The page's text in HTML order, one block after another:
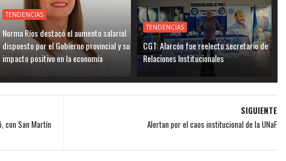
TENDENCIAS
Norma Ríos destacó el aumento salarial
dispuesto por el Gobierno provincial y su
impacto positivo en la economía
TENDENCIAS
CGT: Alarcón fue reelecto secretario de
Relaciones Institucionales
SIGUIENTE
Alertan por el caos institucional de la UNaF
con San Martín